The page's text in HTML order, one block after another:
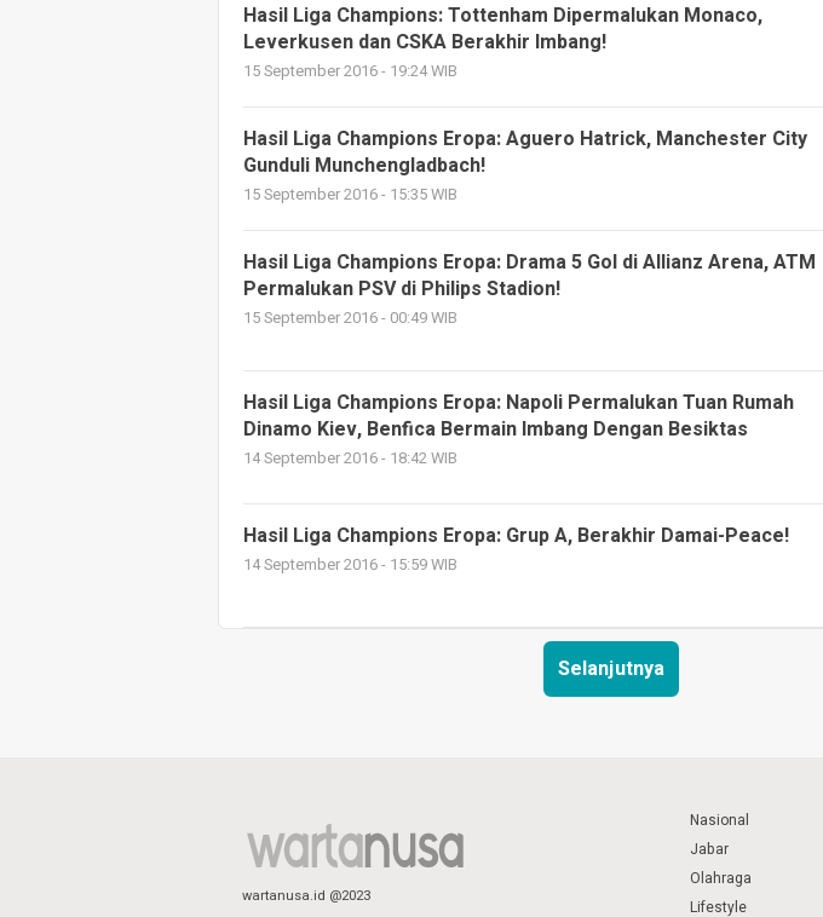
Hasil Liga Champions: Tottenham Dipermalukan Monaco,
Leverkusen dan CSKA Berakhir Imbang!
15 September 2016 - 19:24 WIB
Hasil Liga Champions Eropa: Aguero Hatrick, Manchester City
Gunduli Munchengladbach!
15 September 2016 - 15:35 WIB
Hasil Liga Champions Eropa: Drama 5 Gol di Allianz Arena, ATM
Permalukan PSV di Philips Stadion!
15 September 2016 - 00:49 WIB
Hasil Liga Champions Eropa: Napoli Permalukan Tuan Rumah
Dinamo Kiev, Benfica Bermain Imbang Dengan Besiktas
14 September 2016 - 18:42 WIB
Hasil Liga Champions Eropa: Grup A, Berakhir Damai-Peace!
14 September 2016 - 15:59 WIB
Selanjutnya
wartanusa.id @2023
Nasional
Jabar
Olahraga
Lifestyle